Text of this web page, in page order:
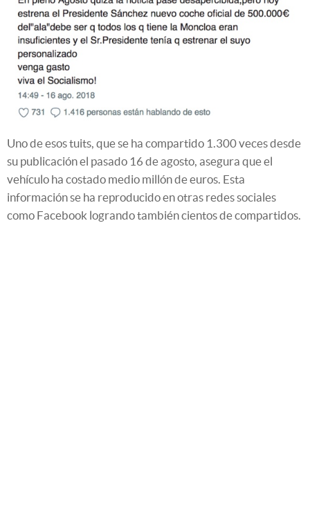
Uno de esos tuits, que se ha compartido 1.300 veces desde
su publicación el pasado 16 de agosto, asegura que el
vehículo ha costado medio millón de euros. Esta
información se ha reproducido en otras redes sociales
como Facebook logrando también cientos de compartidos.